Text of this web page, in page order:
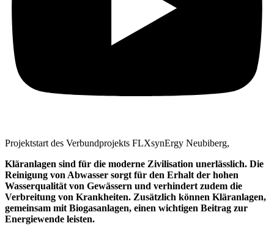
Projektstart des Verbundprojekts FLXsynErgy Neubiberg,
Kläranlagen sind für die moderne Zivilisation unerlässlich. Die
Reinigung von Abwasser sorgt für den Erhalt der hohen
Wasserqualität von Gewässern und verhindert zudem die
Verbreitung von Krankheiten. Zusätzlich können Kläranlagen,
gemeinsam mit Biogasanlagen, einen wichtigen Beitrag zur
Energiewende leisten.